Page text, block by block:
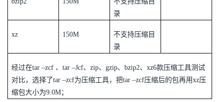
录
xz 150M
不支持压缩目
录
经过在tar –zcf 、tar –Jcf、zip、gzip、bzip2、xz6款压缩工具测试
对比，选择了tar –zcf为压缩工具，把tar –zcf压缩后的包再用xz压
缩包大小为9.0M；